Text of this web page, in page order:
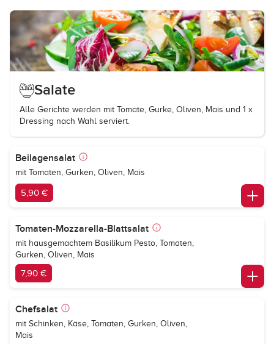
Salate
Alle Gerichte werden mit Tomate, Gurke, Oliven, Mais und 1 x
Dressing nach Wahl serviert.
Beilagensalat
mit Tomaten, Gurken, Oliven, Mais
5,90 €
Tomaten-Mozzarella-Blattsalat
mit hausgemachtem Basilikum Pesto, Tomaten,
Gurken, Oliven, Mais
7,90 €
Chefsalat
mit Schinken, Käse, Tomaten, Gurken, Oliven,
Mais